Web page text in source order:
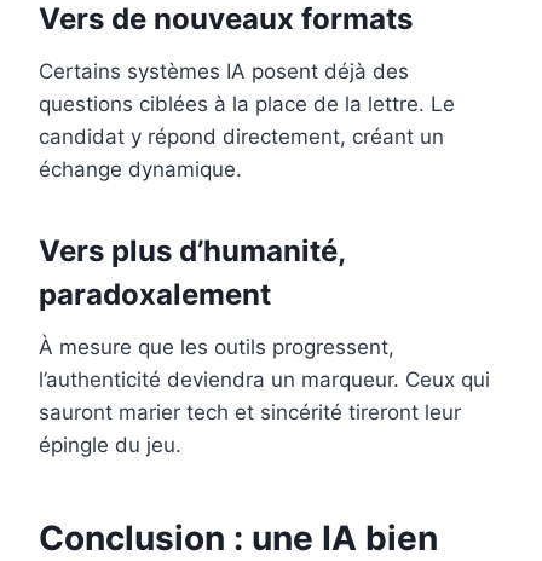
Vers de nouveaux formats
Certains systèmes IA posent déjà des
questions ciblées à la place de la lettre. Le
candidat y répond directement, créant un
échange dynamique.
Vers plus d’humanité,
paradoxalement
À mesure que les outils progressent,
l’authenticité deviendra un marqueur. Ceux qui
sauront marier tech et sincérité tireront leur
épingle du jeu.
Conclusion : une IA bien